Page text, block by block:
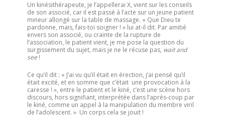
Un kinésithérapeute, je l’appellerai X, vient sur les conseils
de son associé, car il est passé à l’acte sur un jeune patient
mineur allongé sur la table de massage. « Que Dieu te
pardonne, mais, fais-toi soigner ! » lui at-il dit. Par amitié
envers son associé, ou crainte de la rupture de
l’association, le patient vient, je me pose la question du
surgissement du sujet, mais je ne le récuse pas, wait and
see !
Ce qu’il dit : « J’ai vu qu’il était en érection, j’ai pensé qu’il
était excité, et en somme que c’était une provocation à la
caresse ! », entre le patient et le kiné, c’est une scène hors
discours, hors signifiant, interprétée dans l’après-coup par
le kiné, comme un appel à la manipulation du membre viril
de l’adolescent. » Un corps cela se jouit !